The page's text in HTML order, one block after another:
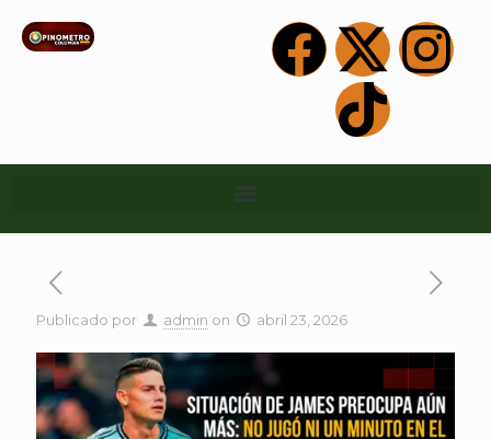
Publicado por admin on abril 23, 2026